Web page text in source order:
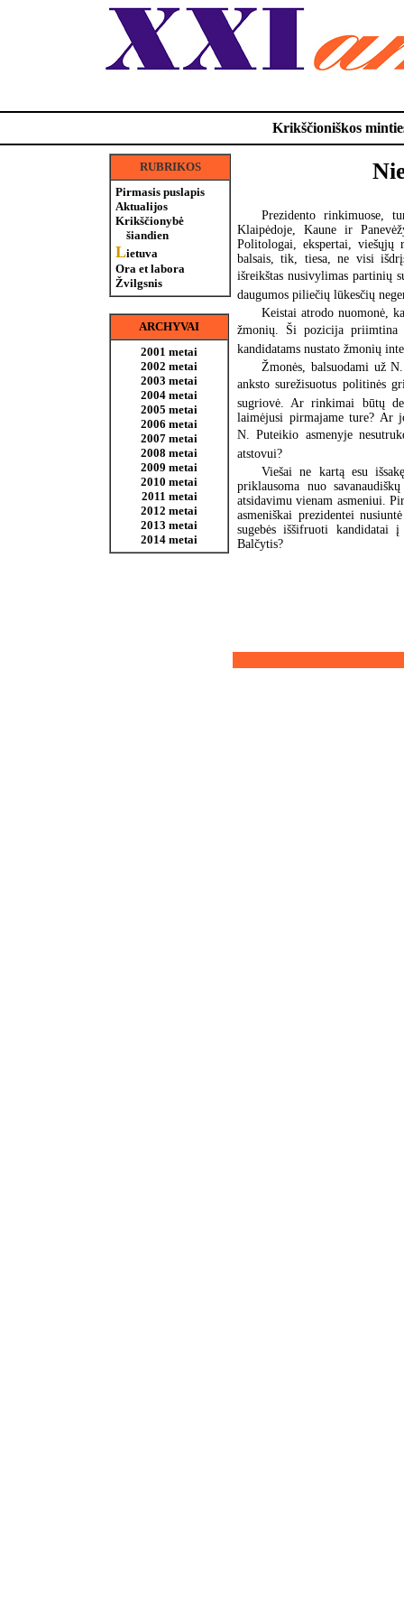
Krikščioniškos
RUBRIKOS
Pirmasis puslapis
Aktualijos
Krikščionybė
šiandien
Lietuva
Ora et labora
Žvilgsnis
ARCHYVAI
2001 metai
2002 metai
2003 metai
2004 metai
2005 metai
2006 metai
2007 metai
2008 metai
2009 metai
2010 metai
2011 metai
2012 metai
2013 metai
2014 metai
Prezidento rinkimuose,
Klaipėdoje, Kaune ir
Politologai, ekspertai, viešųjų
balsais, tik, tiesa, ne visi
išreikštas nusivylimas partinių
daugumos piliečių lūkesčių
Keistai atrodo nuomonė,
žmonių. Ši pozicija priimtina
kandidatams nustato žmonių
Žmonės, balsuodami už
anksto surežisuotus politinės
sugriovė. Ar rinkimai būtų
laimėjusi pirmajame ture? Ar
N. Puteikio asmenyje
atstovui?
Viešai ne kartą esu
priklausoma nuo
atsidavimu vienam asmeniui.
asmeniškai prezidentei
sugebės iššifruoti kandidatai
Balčytis?